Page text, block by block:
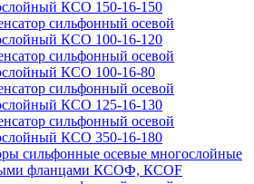
КСО 150-16-150
сильфонный осевой
КСО 100-16-120
сильфонный осевой
КСО 100-16-80
сильфонный осевой
КСО 125-16-130
сильфонный осевой
КСО 350-16-180
сильфонные осевые многослойные
фланцами КСОФ, КСОF